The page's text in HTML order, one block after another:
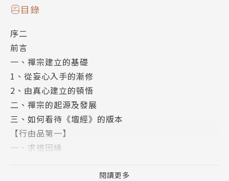
的名相術語。而禪宗六祖惠能大師的風範行止所要示現
就可以活得莊嚴精采。
《六祖壇經》是禪宗最重要的經典之一，也是漢傳佛教
中唯一被尊為「經」的祖師著述，是禪宗六祖惠能大師
於韶州大梵寺等地所說之法，由門人記錄、匯總並流傳
於世。
從修行意義上說，《壇經》開顯的方法，能使我們以最
快速度開啟內在智慧，親見本來面目。換言之，這是一
目錄
序二
前言
一、禪宗建立的基礎
1、從妄心入手的漸修
2、由真心建立的頓悟
二、禪宗的起源及發展
三、如何看待《壇經》的版本
【行由品第一】
一、求道因緣
閱讀更多